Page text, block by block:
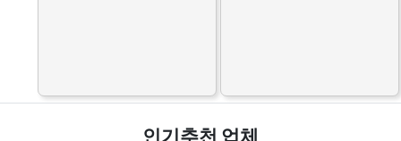
인기추천 업체